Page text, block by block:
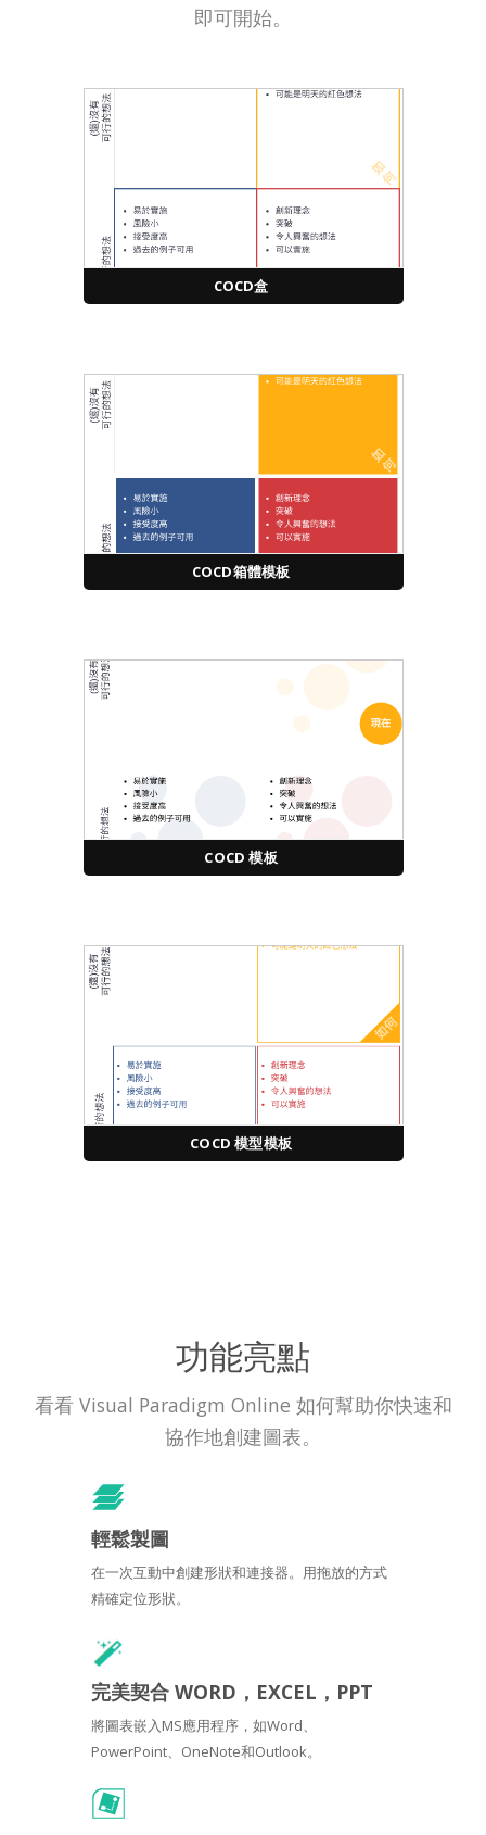
即可開始。
COCD盒
COCD箱體模板
COCD 模板
COCD 模型模板
功能亮點
看看 Visual Paradigm Online 如何幫助你快速和
協作地創建圖表。
輕鬆製圖
在一次互動中創建形狀和連接器。用拖放的方式
精確定位形狀。
完美契合 WORD，EXCEL，PPT
將圖表嵌入MS應用程序，如Word、
PowerPoint、OneNote和Outlook。